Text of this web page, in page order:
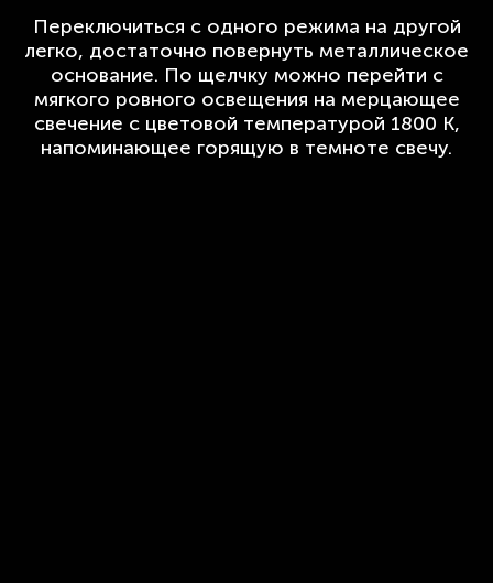
Переключиться с одного режима на другой
легко, достаточно повернуть металлическое
основание. По щелчку можно перейти с
мягкого ровного освещения на мерцающее
свечение с цветовой температурой 1800 К,
напоминающее горящую в темноте свечу.